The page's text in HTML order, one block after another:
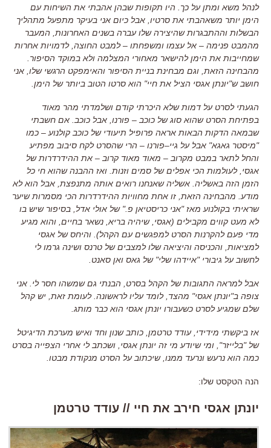
לנהל משא ומתן על כך
היו תקופות שבהן אהבתי את השיחות עם
הימן יותר משאהבתי את סרטיו אבל כיום אני בעיקר מתפעל מתהליך
הבשלות וההתבגרות שהיצירה שלו עברה בשנים האחרונות המעבר
מהמבט פנימה – אל עצמו ומשפחתו – למבט החוצה ,לדמויות אחרות
שמחייבות את הימן להישאר מאחורי המצלמה ולא במוקד הסיפור
מהבחינה הזאת וגם מבחינת בניית הסיפור והאימפקט הרגשי שלו אני
חושב ש"יונתן אגסי הציל את חיי" הוא סרטו הטוב ביותר של הימן
הגעתי לסרט על דמות שלא היכרתי קודם ושלמדתי מהר מאוד
בפתיחת הסרט שהוא סוג של כוכב – פורנו אבל כוכב אם חשבתי
שבמאה הדקות הבאות אראה פרופיל תיעודי של כוכב קולנוע – כמו
"מיסטר גאגא" אבל על גיי–פורנו – הרי שהסרט לקח סיבוב מפתיע
והחל לתאר במבט מקרוב – מאוד מאוד קרוב – את ההידרדרות של
אגסי ,לעולמות הכי אפלים של סמים וזנות ואז ההבנה שהוא חי כל
הזמן הזה באשליה. אשליה שאנחנו רואים אותה מתנפצת אבל הוא לא
מודע מהבחינה הזאת זו אחת מחוויות ההידרדרות הכי מסמרות שיער
שראיתי בקולנוע מאז"אני כריסטיאן פ ."של אולי אדל בסיפור שיש בו
לא מעט קווים מקבילים (אגסי ,שיהיה בריא נשאר בחיים והוא מגיע
מדי פעם להקרנות הסרט למפגשים עם הקהל). והיחס של אגסי
למציאות, והכניסה והיציאה שלו למצבים של טרנס ושינה גרמו לי
לחשוב על גיבורי "איידהו שלי" של גאס ואן סאנט.
אבל למראה התגובות של הקהל בסרט הבנתי גם שמשהו חסר לי אני
צופה ב"יונתן אגסי" מהצד ,לומד עליו לראשונה .לעומת זאת יש קהל
שלם שמגיע לסרט כשעבורו יונתן אגסי הוא כבר מותג
אז ביקשתי מידידי ,עודד טרטמן כותב שנון וחד ואיש מערכת הדיגיטל
של"בלייזר", ומי שיודע מי זה יונתן אגסי ושכתב לי אחרי הצפייה בסרט
כמה הוא נרעש ונרעד ממנו ,שיכתוב על הסרט מנקודת מבטו
הנה הטקסט שלו:
יונתן אגסי חירב את חיי // עודד טרטמן